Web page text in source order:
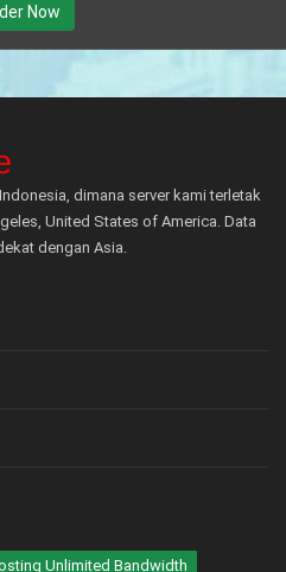
Now
dimana server kami terletak
United States of America. Data
dengan Asia.
Unlimited Bandwidth